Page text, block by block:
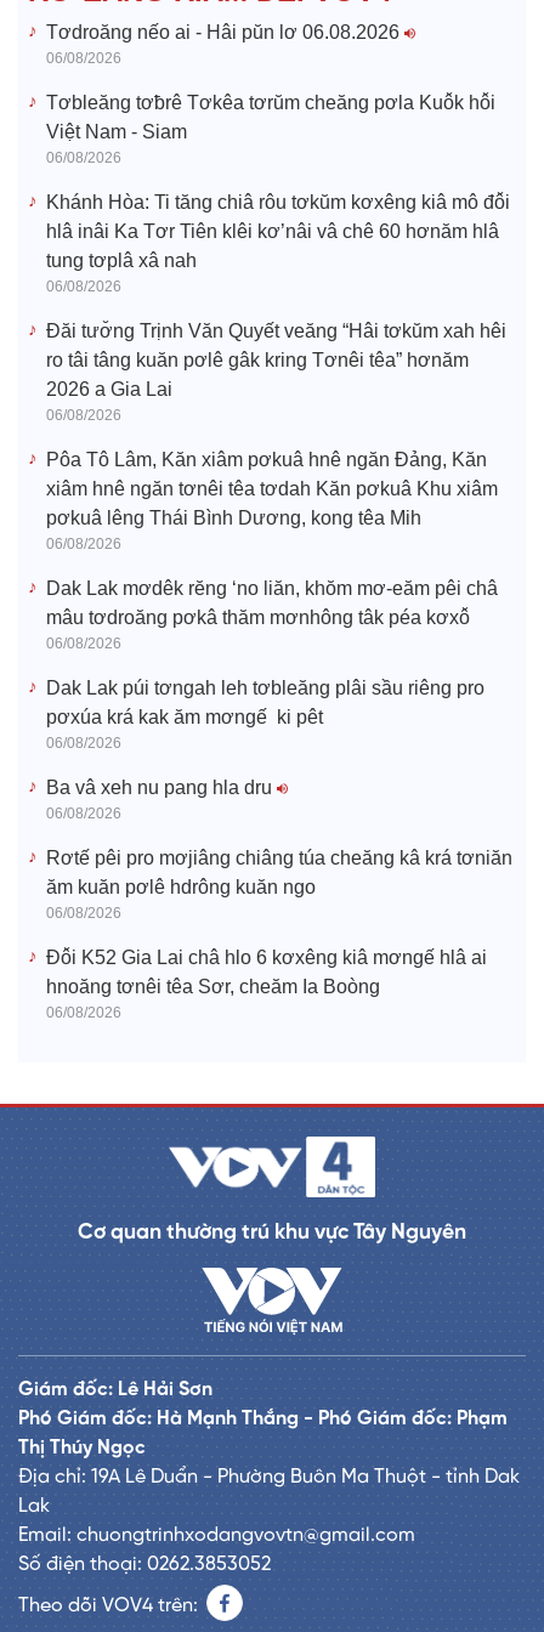
o
Tơdroăng nếo ai - Hâi pŭn lơ 06.08.2026
06/08/2026
Tơbleăng tơƀrê Tơkêa tơrŭm cheăng pơla Kuô̆k hô̆i
Việt Nam - Siam
06/08/2026
Khánh Hòa: Ti tăng chiâ rôu tơkŭm kơxêng kiâ mô đô̆i
hlâ inâi Ka Tơr Tiên klêi kơ’nâi vâ chê 60 hơnăm hlâ
tung tơplâ xâ nah
06/08/2026
Đăi tươ̆ng Trịnh Văn Quyết veăng “Hâi tơkŭm xah hêi
ro tâi tâng kuăn pơlê gâk kring Tơnêi têa” hơnăm
2026 a Gia Lai
06/08/2026
Pôa Tô Lâm, Kăn xiâm pơkuâ hnê ngăn Đảng, Kăn
xiâm hnê ngăn tơnêi têa tơdah Kăn pơkuâ Khu xiâm
pơkuâ lêng Thái Bình Dương, kong têa Mih
06/08/2026
Dak Lak mơdêk rĕng ‘no liăn, khŏm mơ-eăm pêi châ
mâu tơdroăng pơkâ thăm mơnhông tâk péa kơxô̆
06/08/2026
Dak Lak púi tơngah leh tơbleăng plâi sầu riêng pro
pơxúa krá kak ăm mơngế ki pêt
06/08/2026
Ba vâ xeh nu pang hla dru
06/08/2026
Rơtế pêi pro mơjiâng chiâng túa cheăng kâ krá tơniăn
ăm kuăn pơlê hdrông kuăn ngo
06/08/2026
Đô̆i K52 Gia Lai châ hlo 6 kơxêng kiâ mơngế hlâ ai
hnoăng tơnêi têa Sơr, cheăm Ia Boòng
06/08/2026
Cơ quan thường trú khu vực Tây Nguyên
Giám đốc: Lê Hải Sơn
Phó Giám đốc: Hà Mạnh Thắng - Phó Giám đốc: Phạm
Thị Thúy Ngọc
Địa chỉ: 19A Lê Duẩn - Phường Buôn Ma Thuột - tỉnh Dak
Lak
Email: chuongtrinhxodangvovtn@gmail.com
Số điện thoại: 0262.3853052
Theo dõi VOV4 trên: